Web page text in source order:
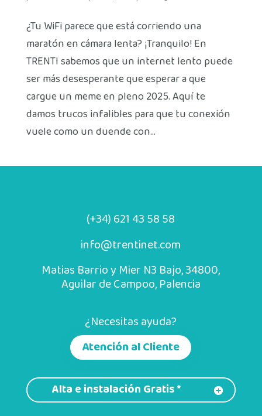
¿Tu WiFi parece que está corriendo una
maratón en cámara lenta? ¡Tranquilo! En
TRENTI sabemos que un internet lento puede
ser más desesperante que esperar a que
cargue un meme en pleno 2025. Aquí te
damos trucos infalibles para que tu conexión
vuele como un duende con...
(+34) 621 43 58 58
info@trentinet.com
Matias Barrio y Mier N3 Bajo, 34800,
Aguilar de Campoo, Palencia
¿Necesitas ayuda?
Atención al Cliente
Alta e instalación Gratis *